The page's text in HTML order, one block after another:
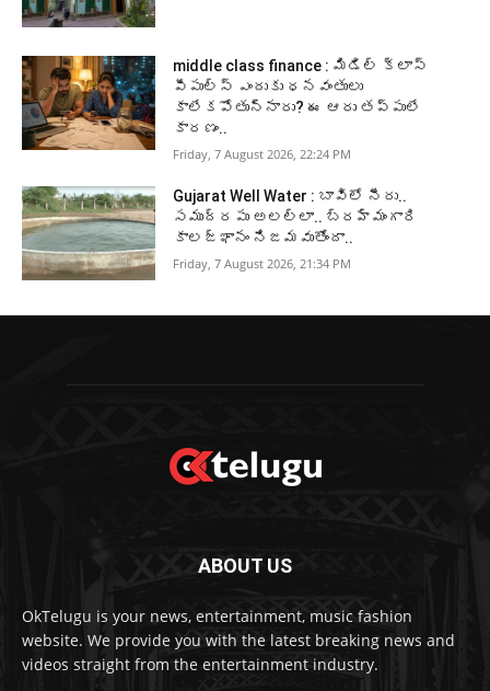
middle class finance : మిడిల్ క్లాస్
పీపుల్స్ ఎందుకు ధనవంతులు
కాలేకపోతున్నారు? ఈ ఆరు తప్పులే
కారణం..
Friday, 7 August 2026, 22:24 PM
Gujarat Well Water : బావిలో నీరు..
సముద్రపు అలల్లా.. బ్రహ్మంగారి
కాలజ్ఞానం నిజమవుతోందా..
Friday, 7 August 2026, 21:34 PM
ABOUT US
OkTelugu is your news, entertainment, music fashion
website. We provide you with the latest breaking news and
videos straight from the entertainment industry.